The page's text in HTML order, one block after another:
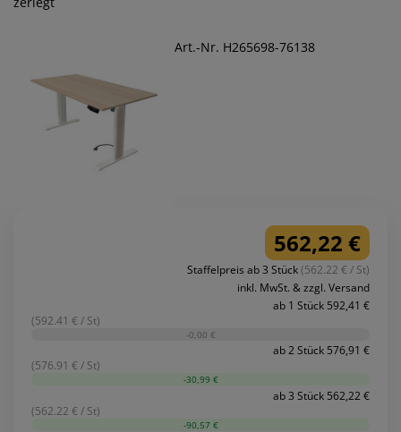
Art.-Nr. H265698-76138
562,22 €
Staffelpreis ab 3 Stück(562.22 € / St)
inkl. MwSt. & zzgl. Versand
ab 1 Stück 592,41 €
(592.41 € / St)
-0,00 €
ab 2 Stück 576,91 €
(576.91 € / St)
-30,99 €
ab 3 Stück 562,22 €
(562.22 € / St)
-90,57 €